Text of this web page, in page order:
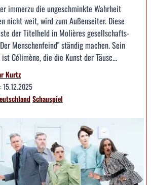
immerzu die ungeschminkte Wahrheit
nicht weit, wird zum Außenseiter. Diese
der Titelheld in Molières gesellschafts­
Menschenfeind" ständig machen. Sein
Célimène, die die Kunst der Täusc...
Kurtz
15.12.2025
Schauspiel